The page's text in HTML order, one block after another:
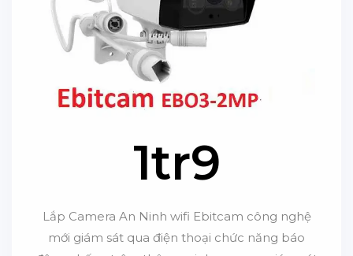
1tr9
Lắp Camera An Ninh wifi Ebitcam công nghệ
mới giám sát qua điện thoại chức năng báo